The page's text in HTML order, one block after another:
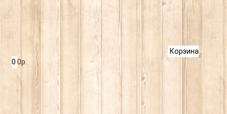
Корзина
0 0р.